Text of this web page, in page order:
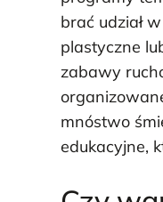
brać udział
plastyczne
zabawy
mnóstwo
edukacyjne,